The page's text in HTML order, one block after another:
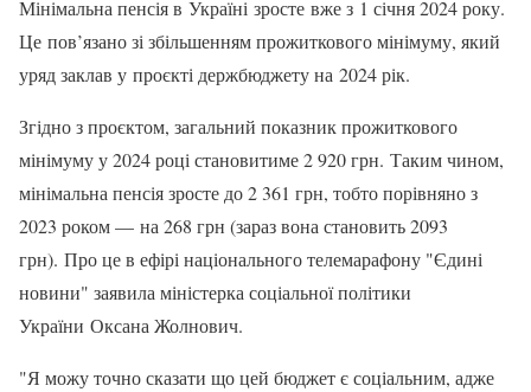
Мінімальна пенсія в Україні зросте вже з 1 січня 2024 року.
Це пов’язано зі збільшенням прожиткового мінімуму, який
уряд заклав у проєкті держбюджету на 2024 рік.
Згідно з проєктом, загальний показник прожиткового
мінімуму у 2024 році становитиме 2 920 грн. Таким чином,
мінімальна пенсія зросте до 2 361 грн, тобто порівняно з
2023 роком — на 268 грн (зараз вона становить 2093
грн). Про це в ефірі національного телемарафону "Єдині
новини" заявила міністерка соціальної політики
України Оксана Жолнович.
"Я можу точно сказати що цей бюджет є соціальним, адже